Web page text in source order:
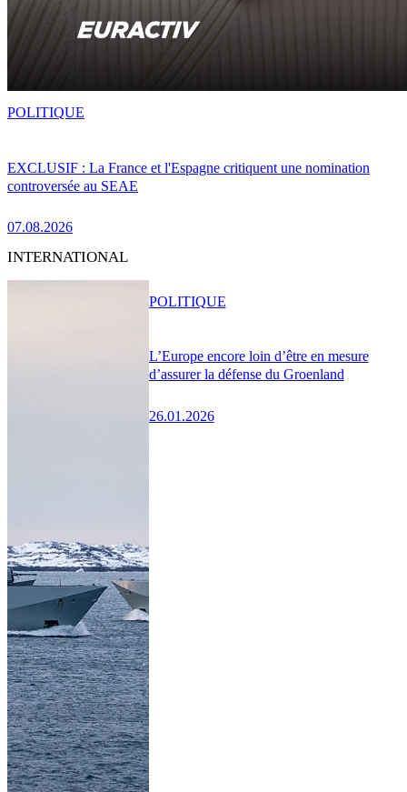
EXCLUSIF : La France et l'Espagne critiquent une nomination
controversée au SEAE
07.08.2026
POLITIQUE
INTERNATIONAL
L’Europe encore loin d’être en mesure
d’assurer la défense du Groenland
26.01.2026
POLITIQUE